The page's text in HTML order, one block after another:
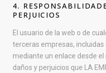
4.
PERJUICIOS
El usuario de la web o de
terceras empresas, incluidas
mediante un enlace desde
daños y perjuicios que LA